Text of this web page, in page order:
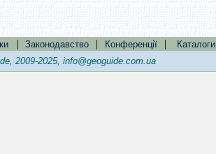
| Законодавство | Конференції | Каталоги
2009-2025, info@geoguide.com.ua